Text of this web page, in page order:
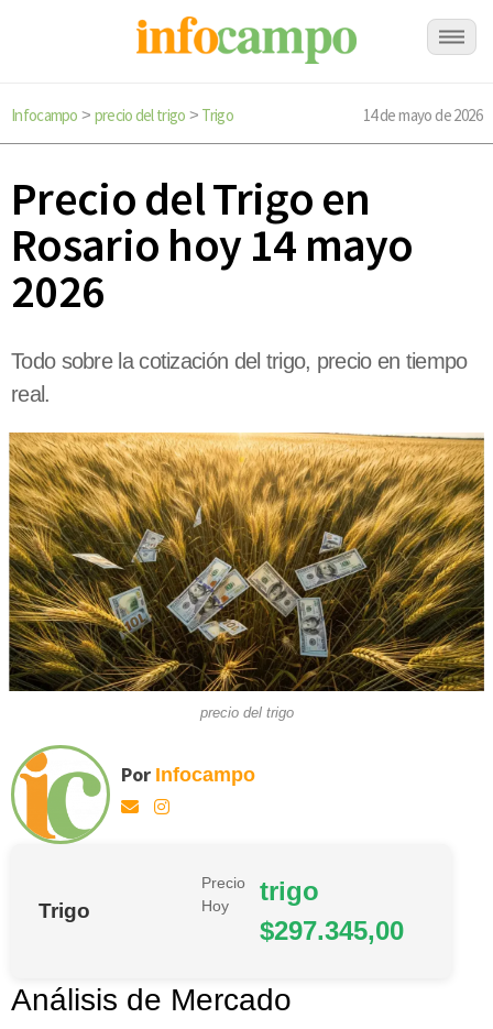
Infocampo > precio del trigo > Trigo 14 de mayo de 2026
Precio del Trigo en
Rosario hoy 14 mayo
2026
Todo sobre la cotización del trigo, precio en tiempo
real.
precio del trigo
Por Infocampo
Trigo
Precio
Hoy
trigo
$297.345,00
Análisis de Mercado